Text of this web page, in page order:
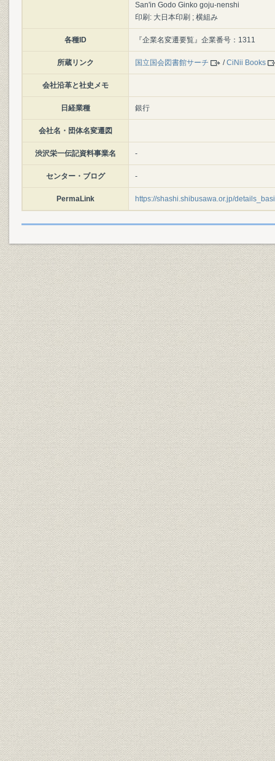
San'in Godo Ginko goju-nenshi
印刷: 大日本印刷 ; 横組み
各種ID 『企業名変遷要覧』企業番号：1311
所蔵リンク 国立国会図書館サーチ /CiNii Books
会社沿革と社史メモ
日経業種 銀行
会社名・団体名変遷図
渋沢栄一伝記資料事業名 -
センター・ブログ -
PermaLink https://shashi.shibusawa.or.jp/